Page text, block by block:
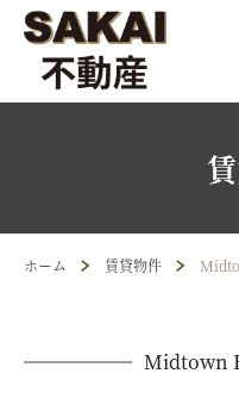
ホーム 賃貸物件
Midtown